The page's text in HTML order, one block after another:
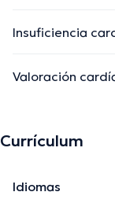
Insuficiencia
Valoración
Currículum
Idiomas